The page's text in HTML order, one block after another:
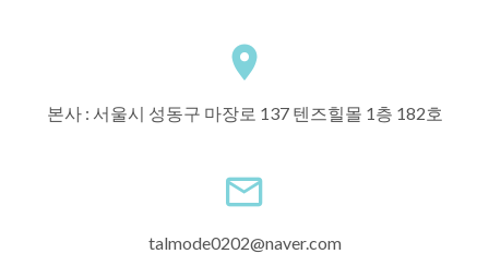
본사 : 서울시 성동구 마장로 137 텐즈힐몰 1층 182호
talmode0202@naver.com